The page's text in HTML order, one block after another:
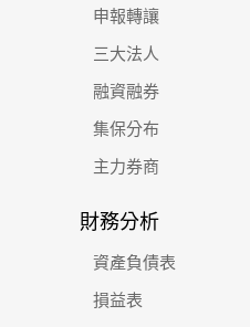
申報轉讓
三大法人
融資融券
集保分布
主力券商
財務分析
資產負債表
損益表